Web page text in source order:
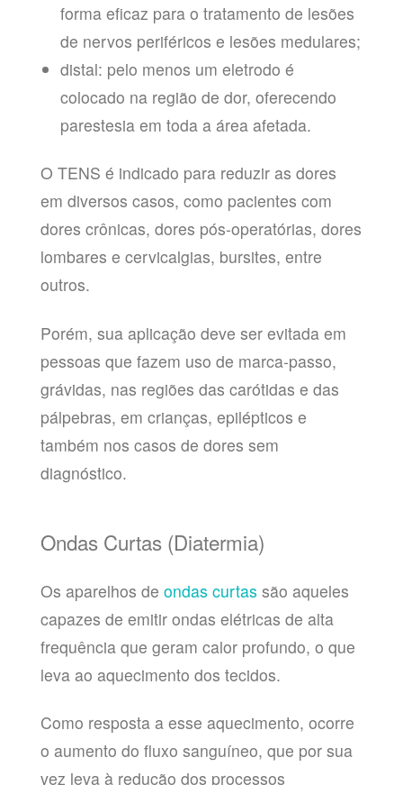
forma eficaz para o tratamento de lesões
de nervos periféricos e lesões medulares;
distal: pelo menos um eletrodo é
colocado na região de dor, oferecendo
parestesia em toda a área afetada.
O TENS é indicado para reduzir as dores
em diversos casos, como pacientes com
dores crônicas, dores pós-operatórias, dores
lombares e cervicalgias, bursites, entre
outros.
Porém, sua aplicação deve ser evitada em
pessoas que fazem uso de marca-passo,
grávidas, nas regiões das carótidas e das
pálpebras, em crianças, epilépticos e
também nos casos de dores sem
diagnóstico.
Ondas Curtas (Diatermia)
Os aparelhos de ondas curtas são aqueles
capazes de emitir ondas elétricas de alta
frequência que geram calor profundo, o que
leva ao aquecimento dos tecidos.
Como resposta a esse aquecimento, ocorre
o aumento do fluxo sanguíneo, que por sua
vez leva à redução dos processos